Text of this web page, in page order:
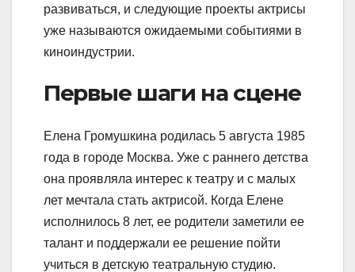
развиваться, и следующие проекты актрисы
уже называются ожидаемыми событиями в
киноиндустрии.
Первые шаги на сцене
Елена Громушкина родилась 5 августа 1985
года в городе Москва. Уже с раннего детства
она проявляла интерес к театру и с малых
лет мечтала стать актрисой. Когда Елене
исполнилось 8 лет, ее родители заметили ее
талант и поддержали ее решение пойти
учиться в детскую театральную студию.